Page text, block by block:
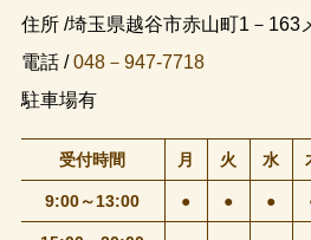
住所 /埼玉県越谷市赤山町1－163
電話 /048－947-7718
駐車場有
受付時間 月 火 水
9:00～13:00 ● ● ●